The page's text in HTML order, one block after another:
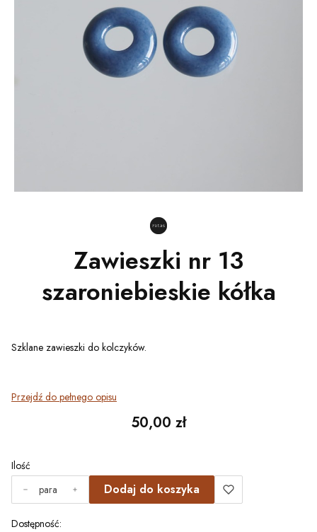
Zawieszki nr 13
szaroniebieskie kółka
Szklane zawieszki do kolczyków.
Przejdź do pełnego opisu
Cena
50,00 zł
Ilość
para
Dodaj do koszyka
Dostępność: